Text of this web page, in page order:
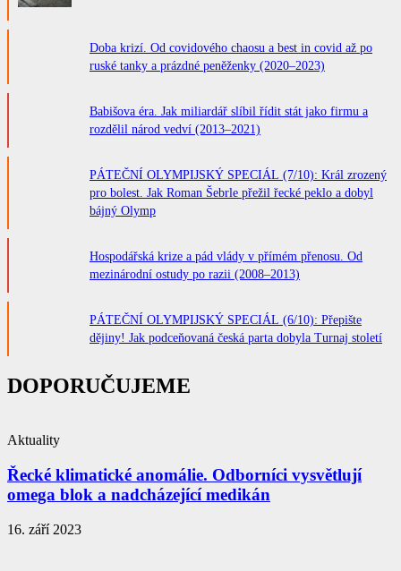
Doba krizí. Od covidového chaosu a best in covid až po
ruské tanky a prázdné peněženky (2020–2023)
Babišova éra. Jak miliardář slíbil řídit stát jako firmu a
rozdělil národ vedví (2013–2021)
PÁTEČNÍ OLYMPIJSKÝ SPECIÁL (7/10): Král zrozený
pro bolest. Jak Roman Šebrle přežil řecké peklo a dobyl
bájný Olymp
Hospodářská krize a pád vlády v přímém přenosu. Od
mezinárodní ostudy po razii (2008–2013)
PÁTEČNÍ OLYMPIJSKÝ SPECIÁL (6/10): Přepište
dějiny! Jak podceňovaná česká parta dobyla Turnaj století
DOPORUČUJEME
Aktuality
Řecké klimatické anomálie. Odborníci vysvětlují
omega blok a nadcházející medikán
16. září 2023